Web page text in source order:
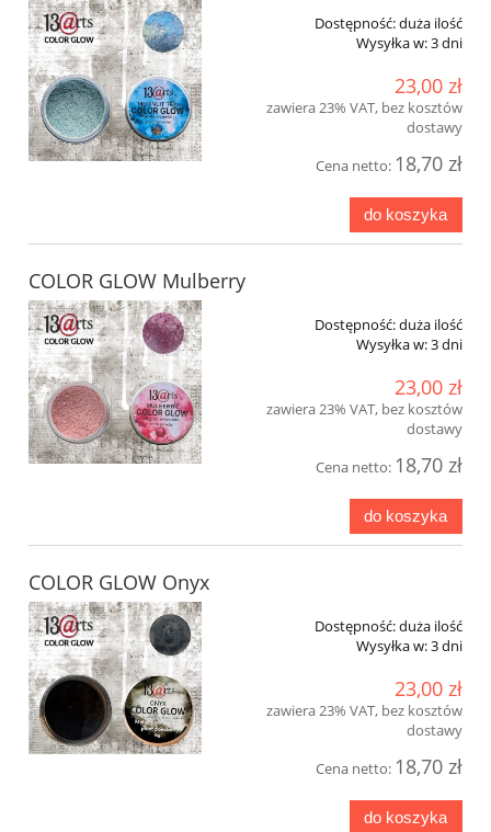
Dostępność:duża ilość
Wysyłka w:3 dni
23,00 zł
zawiera 23% VAT, bez kosztów
dostawy
Cena netto: 18,70 zł
do koszyka
COLOR GLOW Mulberry
Dostępność:duża ilość
Wysyłka w:3 dni
23,00 zł
zawiera 23% VAT, bez kosztów
dostawy
Cena netto: 18,70 zł
do koszyka
COLOR GLOW Onyx
Dostępność:duża ilość
Wysyłka w:3 dni
23,00 zł
zawiera 23% VAT, bez kosztów
dostawy
Cena netto: 18,70 zł
do koszyka